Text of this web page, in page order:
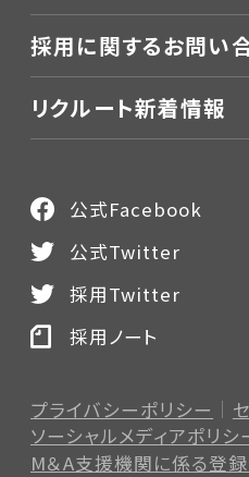
採用に関するお問い
リクルート新着情報
プライバシーポリシー
ソーシャルメディアポリシ
M＆A支援機関に係る登
公式Facebook
公式Twitter
採用Twitter
採用ノート